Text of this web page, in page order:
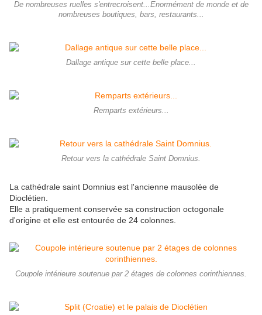
De nombreuses ruelles s'entrecroisent...Enormément de monde et de
nombreuses boutiques, bars, restaurants...
Dallage antique sur cette belle place...
Remparts extérieurs...
Retour vers la cathédrale Saint Domnius.
La cathédrale saint Domnius est l'ancienne mausolée de
Dioclétien.
Elle a pratiquement conservée sa construction octogonale
d'origine et elle est entourée de 24 colonnes.
Coupole intérieure soutenue par 2 étages de colonnes corinthiennes.